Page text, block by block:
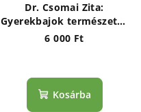
Dr. Csomai Zita:
Gyerekbajok természetes
gyógymódjai
6 000 Ft
Kosárba